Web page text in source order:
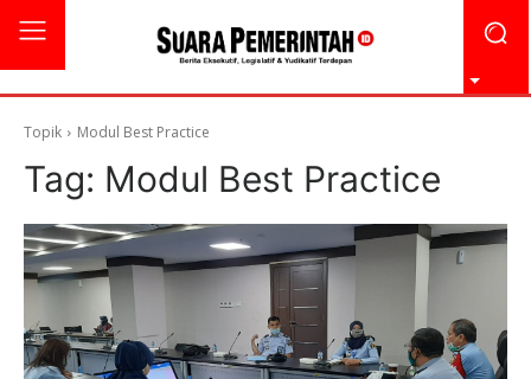
Topik Modul Best Practice
Tag: Modul Best Practice